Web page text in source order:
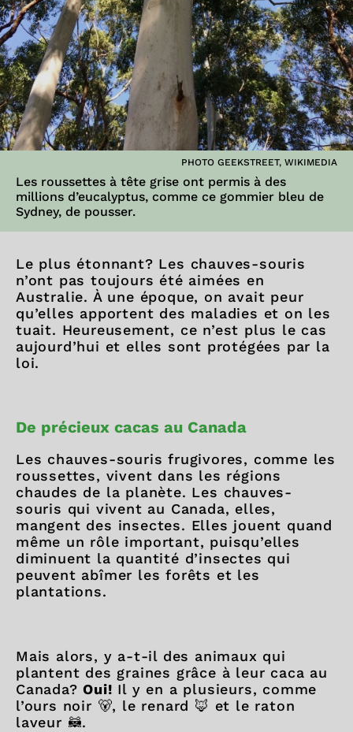
PHOTO GEEKSTREET, WIKIMEDIA
Les roussettes à tête grise ont permis à des
millions d’eucalyptus, comme ce gommier bleu de
Sydney, de pousser.
Le plus étonnant? Les chauves-souris
n’ont pas toujours été aimées en
Australie. À une époque, on avait peur
qu’elles apportent des maladies et on les
tuait. Heureusement, ce n’est plus le cas
aujourd’hui et elles sont protégées par la
loi.
De précieux cacas au Canada
Les chauves-souris frugivores, comme les
roussettes, vivent dans les régions
chaudes de la planète. Les chauves-
souris qui vivent au Canada, elles,
mangent des insectes. Elles jouent quand
même un rôle important, puisqu’elles
diminuent la quantité d’insectes qui
peuvent abîmer les forêts et les
plantations.
Mais alors, y a-t-il des animaux qui
plantent des graines grâce à leur caca au
Canada?Oui! Il y en a plusieurs, comme
l’ours noir 🐻, le renard 🦊 et le raton
laveur 🦝.